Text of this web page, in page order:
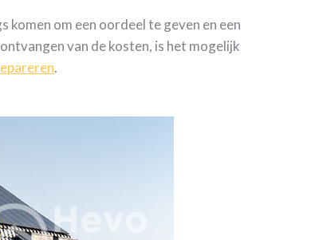
komen om een oordeel te geven en een
van de kosten, is het mogelijk
.